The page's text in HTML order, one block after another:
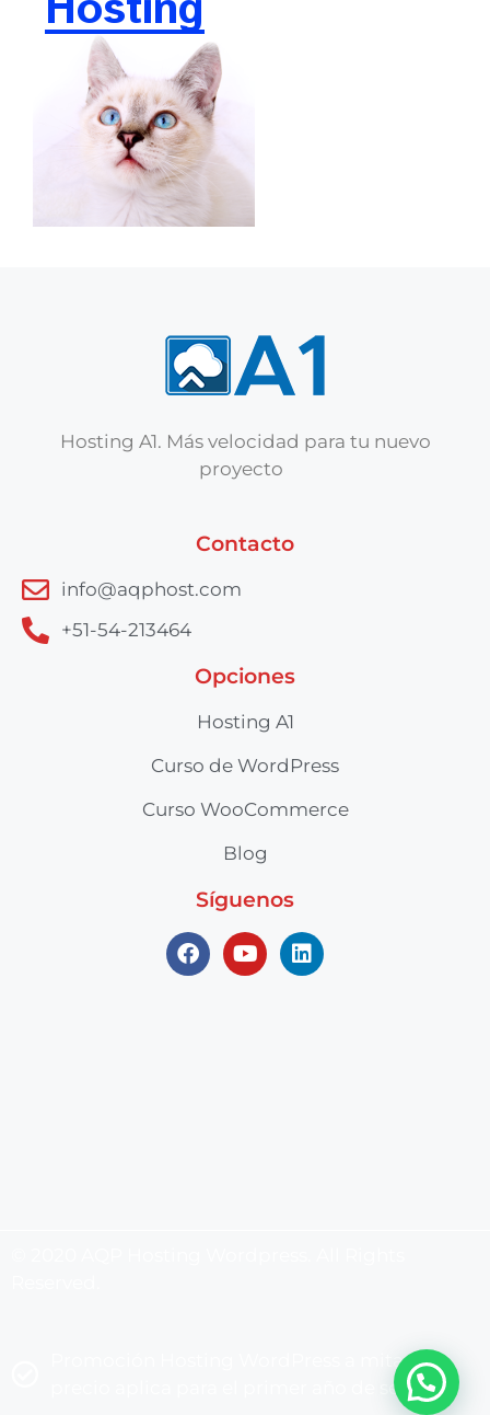
Hosting A1. Más velocidad para tu nuevo
proyecto
Contacto
info@aqphost.com
+51-54-213464
Opciones
Hosting A1
Curso de WordPress
Curso WooCommerce
Blog
Síguenos
Promoción Hosting WordPress a mitad de
precio aplica para el primer año de servicio.